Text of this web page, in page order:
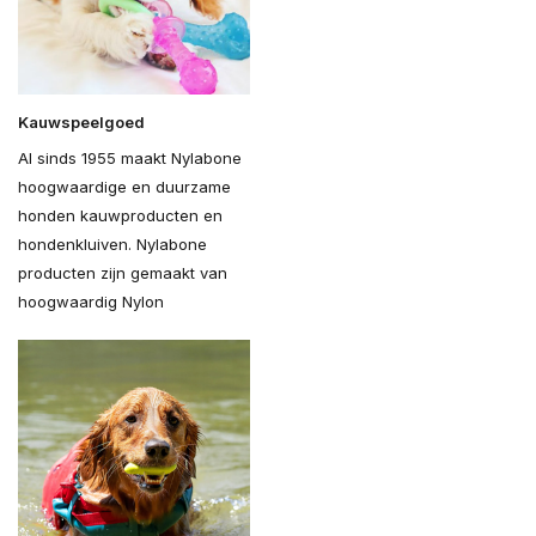
Kauwspeelgoed
Al sinds 1955 maakt Nylabone
hoogwaardige en duurzame
honden kauwproducten en
hondenkluiven. Nylabone
producten zijn gemaakt van
hoogwaardig Nylon